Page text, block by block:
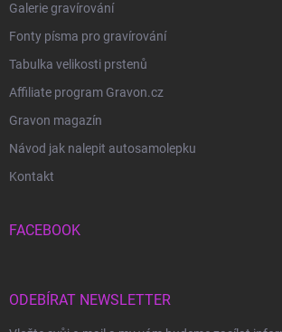
Galerie gravírování
Fonty písma pro gravírování
Tabulka velikosti prstenů
Affiliate program Gravon.cz
Gravon magazín
Návod jak nalepit autosamolepku
Kontakt
FACEBOOK
ODEBÍRAT NEWSLETTER